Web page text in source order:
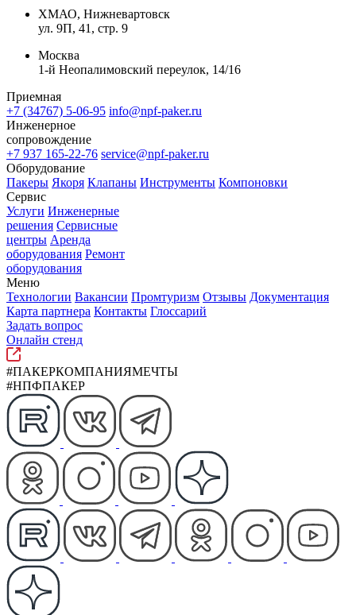
ХМАО, Нижневартовск
ул. 9П, 41, стр. 9
Москва
1-й Неопалимовский переулок, 14/16
Приемная
+7 (34767) 5-06-95 info@npf-paker.ru
Инженерное
сопровождение
+7 937 165-22-76 service@npf-paker.ru
Оборудование
Пакеры Якоря Клапаны Инструменты Компоновки
Сервис
Услуги Инженерные
решения Сервисные
центры Аренда
оборудования Ремонт
оборудования
Меню
Технологии Вакансии Промтуризм Отзывы Документация
Карта партнера Контакты Глоссарий
Задать вопрос
Онлайн стенд
#ПАКЕРКОМПАНИЯМЕЧТЫ
#НПФПАКЕР